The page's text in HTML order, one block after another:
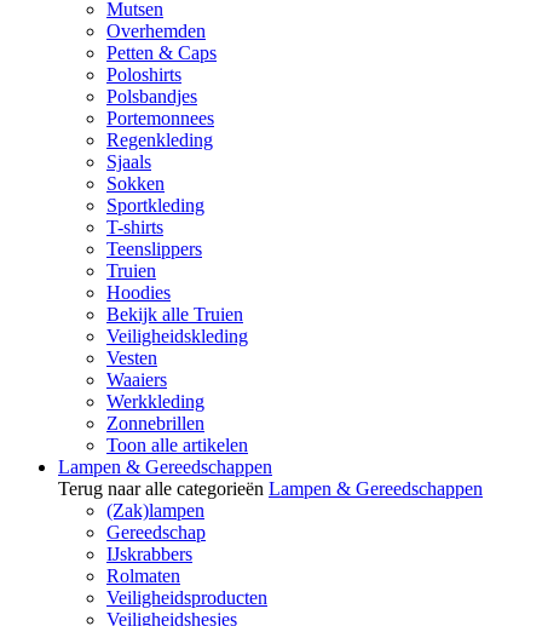
Mutsen
Overhemden
Petten & Caps
Poloshirts
Polsbandjes
Portemonnees
Regenkleding
Sjaals
Sokken
Sportkleding
T-shirts
Teenslippers
Truien
Hoodies
Bekijk alle Truien
Veiligheidskleding
Vesten
Waaiers
Werkkleding
Zonnebrillen
Toon alle artikelen
Lampen & Gereedschappen
Terug naar alle categorieën Lampen & Gereedschappen
(Zak)lampen
Gereedschap
IJskrabbers
Rolmaten
Veiligheidsproducten
Veiligheidshesjes